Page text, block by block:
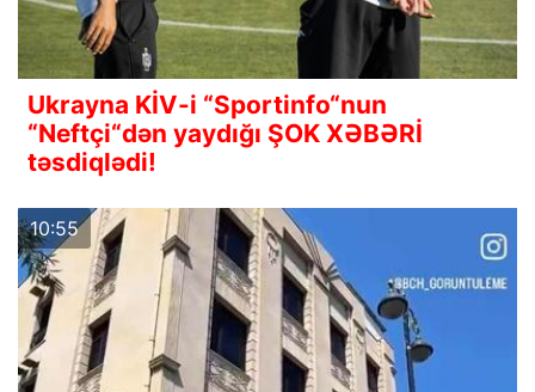
Ukrayna KİV-i “Sportinfo“nun
“Neftçi“dən yaydığı ŞOK XƏBƏRİ
təsdiqlədi!
10:55